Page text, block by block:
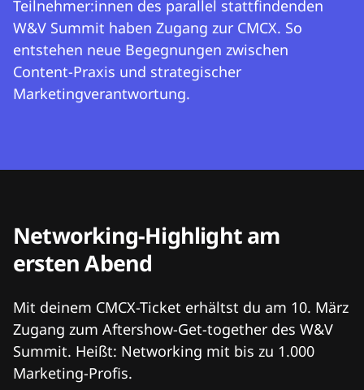
Teilnehmer:innen des parallel stattfindenden
W&V Summit haben Zugang zur CMCX. So
entstehen neue Begegnungen zwischen
Content-Praxis und strategischer
Marketingverantwortung.
Networking-Highlight am
ersten Abend
Mit deinem CMCX-Ticket erhältst du am 10. März
Zugang zum Aftershow-Get-together des W&V
Summit. Heißt: Networking mit bis zu 1.000
Marketing-Profis.